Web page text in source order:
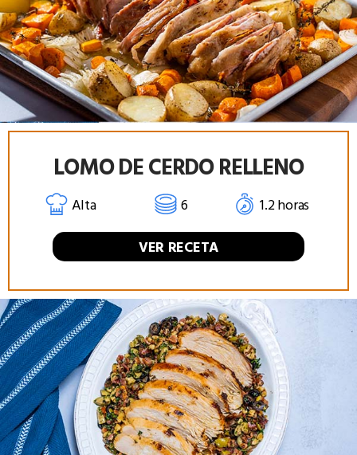
LOMO DE CERDO RELLENO
Alta 6
1.2 horas
VER RECETA